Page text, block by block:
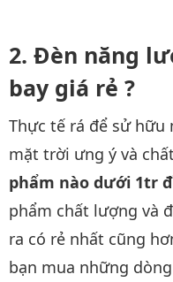
Đèn năng
bay giá rẻ ?
Thực tế rá để sử hữu
mặt trời ưng ý và
phẩm nào dưới 1tr
phẩm chất lượng và
ra có rẻ nhất cũng
bạn mua những